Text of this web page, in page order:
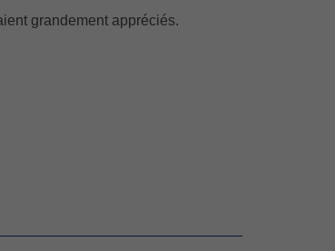
grandement appréciés.